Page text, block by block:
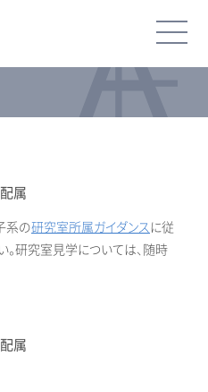
属
系の研究室所属ガイダンスに従
。研究室見学については、随時
属